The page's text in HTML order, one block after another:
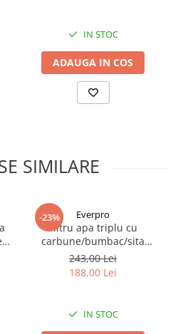
IN STOC
ADAUGA IN COS
SIMILARE
-23% Everpro
Filtru apa triplu cu
carbune/bumbac/sita
3x3/4"*10
243,00 Lei
188,00 Lei
IN STOC